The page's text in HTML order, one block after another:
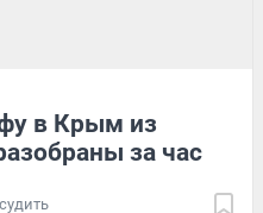
в Крым из
за час